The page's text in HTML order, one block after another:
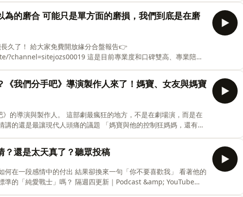
為的磨合 可能只是單方面的磨損，我們到底是在磨
合盤報告👉
這是目前專業度和口碑雙高、專業陪伴
議，全部都幫你整理得清清楚楚。 你想知道的问题，都
《我們分手吧》導演製作人來了！媽寶、女友與媽寶
狂的地方，不是在劇場演，而是在
？還是太天真了？聽眾投稿